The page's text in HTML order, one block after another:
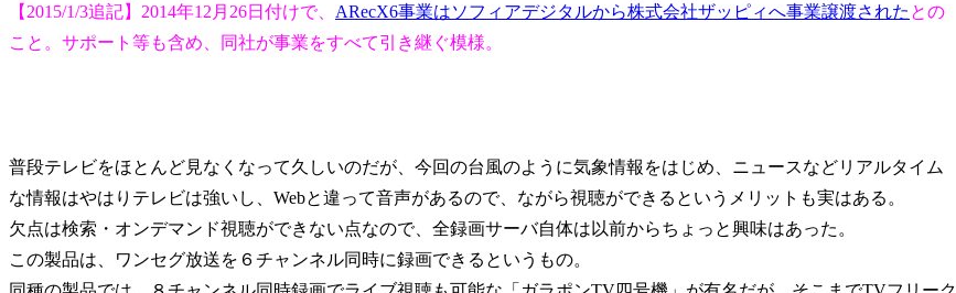
【2015/1/3追記】2014年12月26日付けで、 ARecX6事業はソフィアデジタルから株式会社ザッピィへ事業譲渡された との
こと。サポート等も含め、同社が事業をすべて引き継ぐ模様。
普段テレビをほとんど見なくなって久しいのだが、今回の台風のように気象情報をはじめ、ニュースなどリアルタイム
な情報はやはりテレビは強いし、Webと違って音声があるので、ながら視聴ができるというメリットも実はある。
欠点は検索・オンデマンド視聴ができない点なので、全録画サーバ自体は以前からちょっと興味はあった。
この製品は、ワンセグ放送を６チャンネル同時に録画できるというもの。